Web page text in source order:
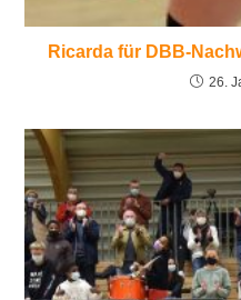
Ricarda für DBB-
26.